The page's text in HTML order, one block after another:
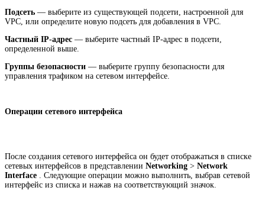
Подсеть — выберите из существующей подсети, настроенной для
VPC, или определите новую подсеть для добавления в VPC.
Частный IP-адрес — выберите частный IP-адрес в подсети,
определенной выше.
Группы безопасности — выберите группу безопасности для
управления трафиком на сетевом интерфейсе.
Операции сетевого интерфейса
После создания сетевого интерфейса он будет отображаться в списке
сетевых интерфейсов в представлении Networking > Network
Interface . Следующие операции можно выполнить, выбрав сетевой
интерфейс из списка и нажав на соответствующий значок.